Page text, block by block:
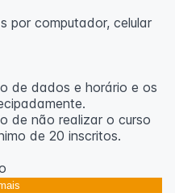
por computador, celular
de dados e horário e os
de não realizar o curso
de 20 inscritos.